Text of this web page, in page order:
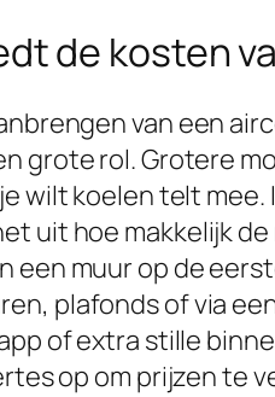
de kosten
van een
grote rol. Grotere
wilt koelen telt
uit hoe makkelijk
een muur op de
plafonds of via
of extra stille
op om prijzen te